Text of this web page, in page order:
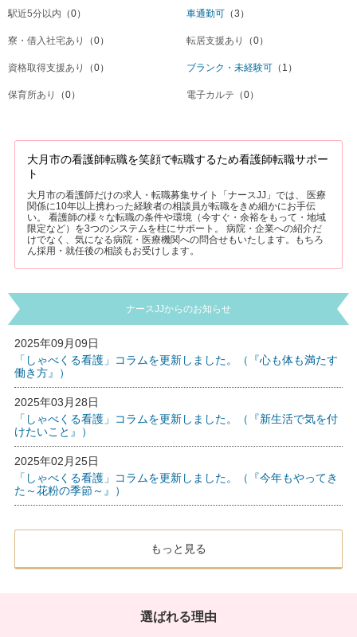
駅近5分以内 （0） 車通勤可 （3）
寮・借入社宅あり （0） 転居支援あり （0）
資格取得支援あり （0） ブランク・未経験可 （1）
保育所あり （0） 電子カルテ （0）
大月市の看護師転職を笑顔で転職するため看護師転職サポー
ト
大月市の看護師だけの求人・転職募集サイト「ナースJJ」では、 医療
関係に10年以上携わった経験者の相談員が転職をきめ細かにお手伝
い。 看護師の様々な転職の条件や環境（今すぐ・余裕をもって・地域
限定など）を3つのシステムを柱にサポート。 病院・企業への紹介だ
けでなく、気になる病院・医療機関への問合せもいたします。もちろ
ん採用・就任後の相談もお受けします。
ナースJJからのお知らせ
2025年09月09日
「しゃべくる看護」コラムを更新しました。（『心も体も満たす
働き方』）
2025年03月28日
「しゃべくる看護」コラムを更新しました。（『新生活で気を付
けたいこと』）
2025年02月25日
「しゃべくる看護」コラムを更新しました。（『今年もやってき
た～花粉の季節～』）
もっと見る
選ばれる理由